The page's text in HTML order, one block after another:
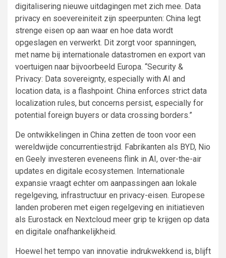
digitalisering nieuwe uitdagingen met zich mee. Data
privacy en soevereiniteit zijn speerpunten: China legt
strenge eisen op aan waar en hoe data wordt
opgeslagen en verwerkt. Dit zorgt voor spanningen,
met name bij internationale datastromen en export van
voertuigen naar bijvoorbeeld Europa. “Security &
Privacy: Data sovereignty, especially with AI and
location data, is a flashpoint. China enforces strict data
localization rules, but concerns persist, especially for
potential foreign buyers or data crossing borders.”
De ontwikkelingen in China zetten de toon voor een
wereldwijde concurrentiestrijd. Fabrikanten als BYD, Nio
en Geely investeren eveneens flink in AI, over-the-air
updates en digitale ecosystemen. Internationale
expansie vraagt echter om aanpassingen aan lokale
regelgeving, infrastructuur en privacy-eisen. Europese
landen proberen met eigen regelgeving en initiatieven
als Eurostack en Nextcloud meer grip te krijgen op data
en digitale onafhankelijkheid.
Hoewel het tempo van innovatie indrukwekkend is, blijft